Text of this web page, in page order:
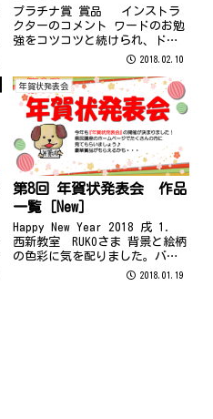
プラチナ賞 賞品 インストラ
クターのコメント ワードのお勉
強をコツコツと続けられ、ドリ
ルも次々とクリアされていま
強の成果と、副田さまの細やか
なバランス感覚が表現されてお
り、とても品のある仕上がりと
なっていると...
2018.02.10
年賀状発表会
第8回 年賀状発表会 作品
一覧［New］
Happy New Year 2018 戌 1.
西新教室 RUKOさま 背景と絵柄
の色彩に気を配りました。バラ
ンスにも気を使いながら作って
2018.01.19